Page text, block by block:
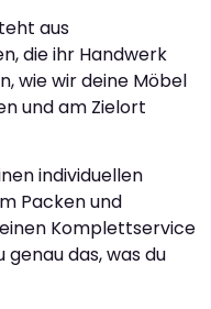
aus
die ihr Handwerk
wie wir deine Möbel
und am Zielort
individuellen
Packen und
Komplettservice
das, was du